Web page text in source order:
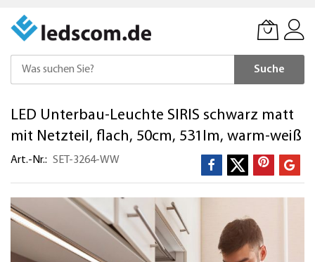
Suche
Inhalt
LED Unterbau-Leuchte SIRIS schwarz matt
mit Netzteil, flach, 50cm, 531lm, warm-weiß
Art.-Nr. SET-3264-WW
Zum
Ende
Bildergalerie